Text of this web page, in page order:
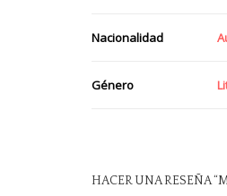
Nacionalidad
Género
HACER UNA RESEÑA